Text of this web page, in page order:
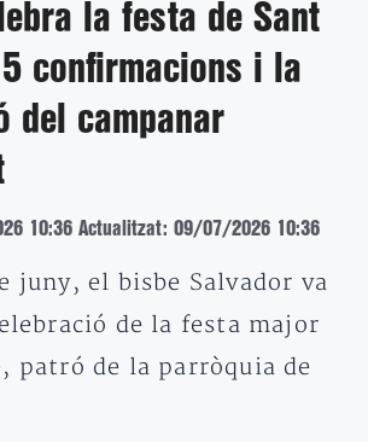
la festa de Sant
5 confirmacions i la
del campanar
10:36 Actualitzat: 09/07/2026 10:36
juny, el bisbe Salvador va
de la festa major
patró de la parròquia de